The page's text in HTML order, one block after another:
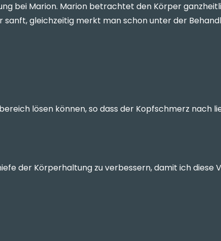
bei Marion. Marion betrachtet den Körper
sanft, gleichzeitig merkt man schon unter der
lösen können, so dass der Kopfschmerz nach
der Körperhaltung zu verbessern, damit ich diese